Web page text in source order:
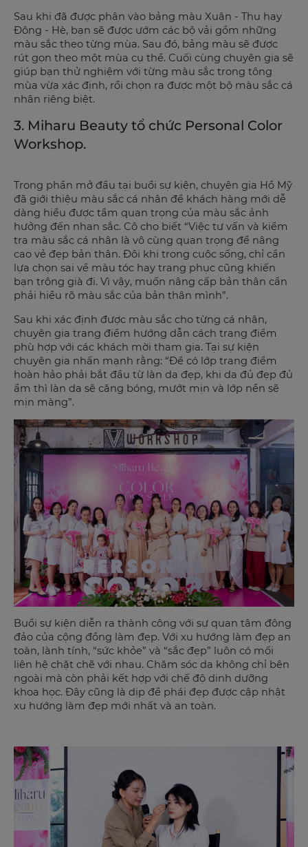
Sau khi đã được phân vào bảng màu Xuân - Thu hay
Đông - Hè, bạn sẽ được ướm các bộ vải gồm những
màu sắc theo từng mùa. Sau đó, bảng màu sẽ được
rút gọn theo một mùa cụ thể. Cuối cùng chuyên gia sẽ
giúp bạn thử nghiệm với từng màu sắc trong tông
mùa vừa xác định, rồi chọn ra được một bộ màu sắc cá
nhân riêng biệt.
3. Miharu Beauty tổ chức Personal Color
Workshop.
Trong phần mở đầu tại buổi sự kiện, chuyên gia Hồ Mỹ
đã giới thiệu màu sắc cá nhân để khách hàng mới dễ
dàng hiểu được tầm quan trọng của màu sắc ảnh
hưởng đến nhan sắc. Cô cho biết “Việc tư vấn và kiểm
tra màu sắc cá nhân là vô cùng quan trọng để nâng
cao vẻ đẹp bản thân. Đôi khi trong cuộc sống, chỉ cần
lựa chọn sai về màu tóc hay trang phục cũng khiến
bạn trông già đi. Vì vậy, muốn nâng cấp bản thân cần
phải hiểu rõ màu sắc của bản thân mình”.
Sau khi xác định được màu sắc cho từng cá nhân,
chuyên gia trang điểm hướng dẫn cách trang điểm
phù hợp với các khách mời tham gia. Tại sự kiện
chuyên gia nhấn mạnh rằng: “Để có lớp trang điểm
hoàn hảo phải bắt đầu từ làn da đẹp, khi da đủ đẹp đủ
ẩm thì làn da sẽ căng bóng, mướt mịn và lớp nền sẽ
mịn màng”.
Buổi sự kiện diễn ra thành công với sự quan tâm đông
đảo của cộng đồng làm đẹp. Với xu hướng làm đẹp an
toàn, lành tính, “sức khỏe” và “sắc đẹp” luôn có mối
liên hệ chặt chẽ với nhau. Chăm sóc da không chỉ bên
ngoài mà còn phải kết hợp với chế độ dinh dưỡng
khoa học. Đây cũng là dịp để phái đẹp được cập nhật
xu hướng làm đẹp mới nhất và an toàn.